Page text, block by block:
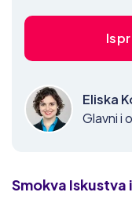
Eliska
Glavni i
Smokva Iskustva